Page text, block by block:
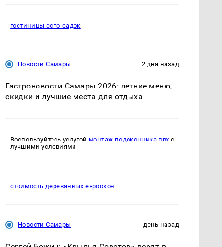
гостиницы эсто-садок
Новости Самары 2 дня назад
Гастроновости Самары 2026: летние меню,
скидки и лучшие места для отдыха
Воспользуйтесь услугой монтаж подоконника пвх с
лучшими условиями
стоимость деревянных евроокон
Новости Самары день назад